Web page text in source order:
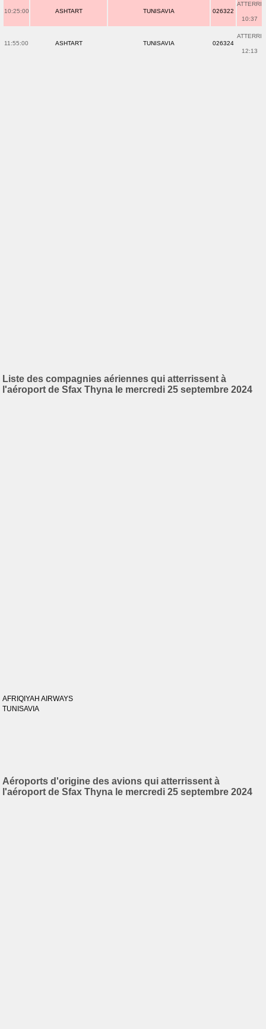
10:25:00 ASHTART TUNISAVIA 026322
ATTERRI
10:37
11:55:00 ASHTART TUNISAVIA 026324
ATTERRI
12:13
Liste des compagnies aériennes qui atterrissent à
l'aéroport de Sfax Thyna le mercredi 25 septembre 2024
AFRIQIYAH AIRWAYS
TUNISAVIA
Aéroports d'origine des avions qui atterrissent à
l'aéroport de Sfax Thyna le mercredi 25 septembre 2024